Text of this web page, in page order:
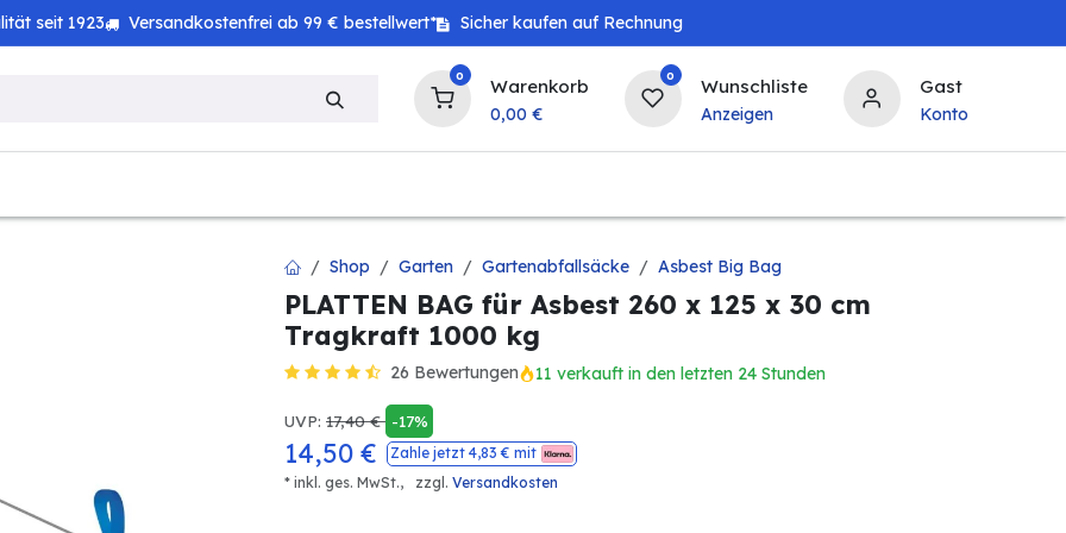
seit 1923 Versandkostenfrei ab 99 € bestellwert* Sicher kaufen auf Rechnung
0 Warenkorb
0,00 €
0 Wunschliste
Anzeigen
Gast
Konto
Shop Garten Gartenabfallsäcke Asbest Big Bag
PLATTEN BAG für Asbest 260 x 125 x 30 cm
Tragkraft 1000 kg
26 Bewertungen 11 verkauft in den letzten 24 Stunden
UVP: 17,40€ -17%
14,50 € Zahle jetzt 4,83 € mit
* inkl. ges. MwSt.,
zzgl. Versandkosten